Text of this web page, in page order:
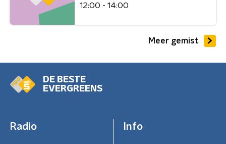
12:00 - 14:00
Meer gemist
DE BESTE
EVERGREENS
Radio Info